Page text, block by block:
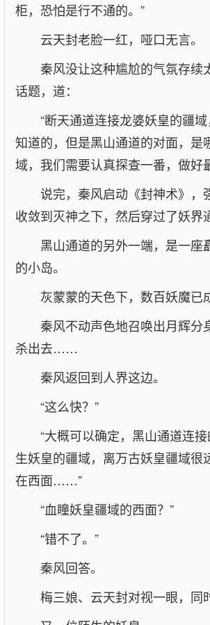
柜，恐怕是行不通的。”
云天封老脸一红，哑口无言。
秦风没让这种尴尬的气氛存续
话题，道：
“断天通道连接龙婆妖皇的疆
知道的，但是黑山通道的对面，是
域，我们需要认真探查一番，做好
说完，秦风启动《封神术》，
收敛到灭神之下，然后穿过了妖
黑山通道的另外一端，是一座
的小岛。
灰蒙蒙的天色下，数百妖魔已
秦风不动声色地召唤出月辉分
杀出去……
秦风返回到人界这边。
“这么快？”
“大概可以确定，黑山通道连
生妖皇的疆域，离万古妖皇疆域很
在西面……”
“血瞳妖皇疆域的西面？”
“错不了。”
秦风回答。
梅三娘、云天封对视一眼，同